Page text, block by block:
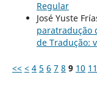
Regular
José Yuste
paratradução
de Tradução:
<< < 4 5 6 7 8 9 10 11